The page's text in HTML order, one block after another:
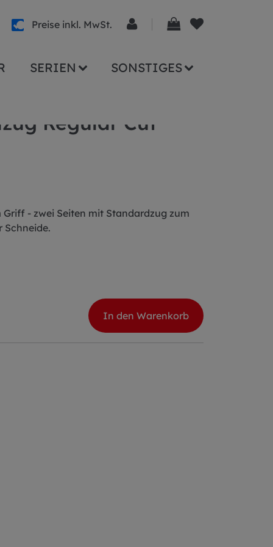
Preise inkl. MwSt.
SERIEN SONSTIGES
Regular Cut
- zwei Seiten mit Standardzug zum
Schneide.
In den Warenkorb